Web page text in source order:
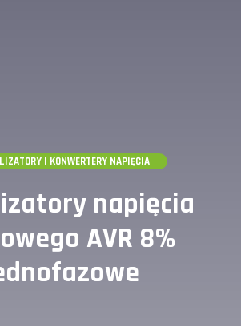
I KONWERTERY NAPIĘCIA
napięcia
AVR 8%